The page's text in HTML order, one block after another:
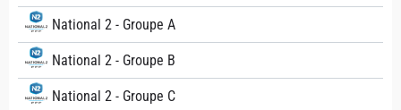
National 2 - Groupe A
National 2 - Groupe B
National 2 - Groupe C